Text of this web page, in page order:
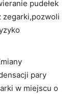
pudełek
zegarki,pozwoli
pary
w miejscu o